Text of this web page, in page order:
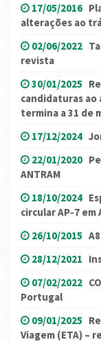
17/05/2016
alterações ao
02/06/2022
revista
30/01/2025
candidaturas
termina a 31 de
17/12/2024
22/01/2020
ANTRAM
18/10/2024
circular AP-7 em
26/10/2015
28/12/2021
07/02/2022
Portugal
09/01/2025
Viagem (ETA) –